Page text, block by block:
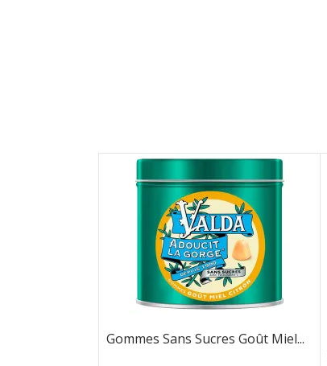
Gommes Sans Sucres Goût Miel...